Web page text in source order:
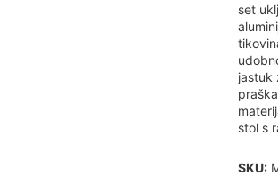
set
jastuk
stol s
SKU: